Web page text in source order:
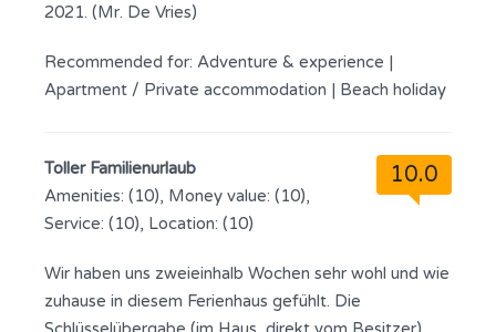
2021. (Mr. De Vries)
Recommended for: Adventure & experience |
Apartment / Private accommodation | Beach holiday
10.0
Toller Familienurlaub
Amenities: (10), Money value: (10),
Service: (10), Location: (10)
Wir haben uns zweieinhalb Wochen sehr wohl und wie
zuhause in diesem Ferienhaus gefühlt. Die